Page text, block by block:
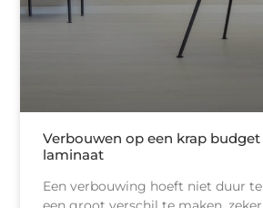
Verbouwen op een krap
laminaat
Een verbouwing hoeft niet duur